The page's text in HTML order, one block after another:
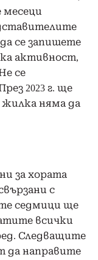
се запишете
активност,
се
2023 г. ще
жилка няма да
за хората
с
седмици ще
всички
Следващите
да направите